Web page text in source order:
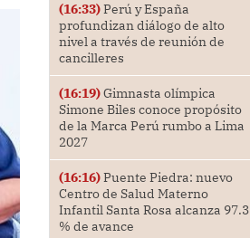
(16:33)Perú y España
profundizan diálogo de alto
nivel a través de reunión de
cancilleres
(16:19)Gimnasta olímpica
Simone Biles conoce propósito
de la Marca Perú rumbo a Lima
2027
(16:16)Puente Piedra: nuevo
Centro de Salud Materno
Infantil Santa Rosa alcanza 97.3
% de avance